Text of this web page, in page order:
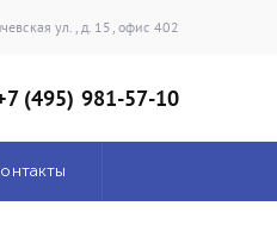
ул., д. 15, офис 402
(495) 981-57-10